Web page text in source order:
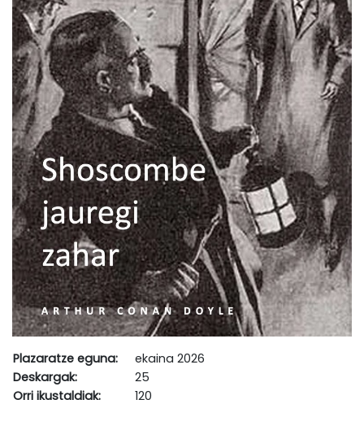
Plazaratze eguna:
ekaina 2026
Deskargak:
25
Orri ikustaldiak:
120